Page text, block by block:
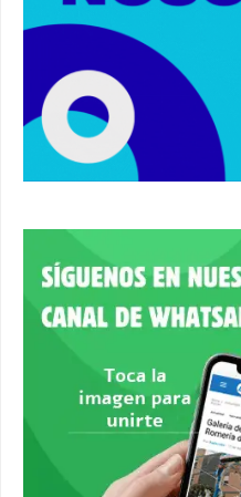
Un autobús ha
ferial.
Primer premio